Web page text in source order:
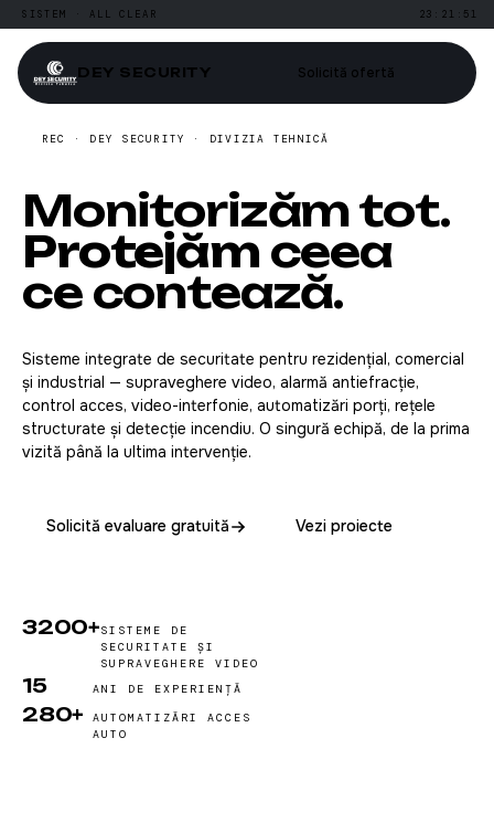
SISTEM · ALL CLEAR 23:21:52
DEY SECURITY Solicită ofertă
REC · DEY SECURITY · DIVIZIA TEHNICĂ
Monitorizăm tot.
Protejăm ceea
ce contează.
Sisteme integrate de securitate pentru rezidențial, comercial
și industrial — supraveghere video, alarmă antiefracție,
control acces, video-interfonie, automatizări porți, rețele
structurate și detecție incendiu. O singură echipă, de la prima
vizită până la ultima intervenție.
Solicită evaluare gratuită Vezi proiecte
3200+SISTEME DE
SECURITATE ȘI
SUPRAVEGHERE VIDEO
15 ANI DE EXPERIENȚĂ
280+
AUTOMATIZĂRI ACCES
AUTO